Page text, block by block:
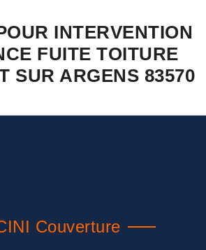
INTERVENTION
FUITE TOITURE
SUR ARGENS 83570
Couverture